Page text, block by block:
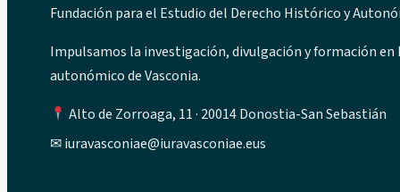
Fundación para el Estudio del Derecho Histórico y
Impulsamos la investigación, divulgación y formación
autonómico de Vasconia.
Alto de Zorroaga, 11 · 20014 Donostia-San Sebastián
✉iuravasconiae@iuravasconiae.eus